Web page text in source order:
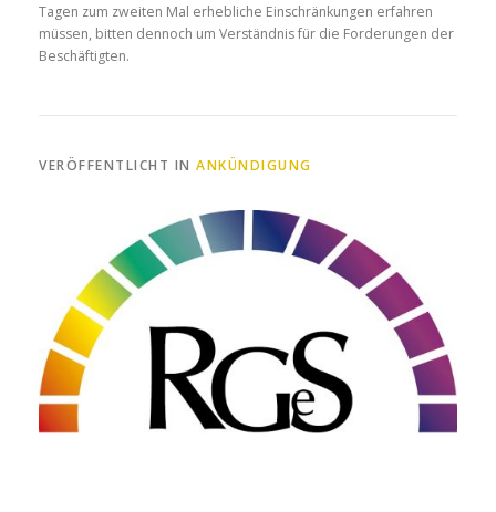
Tagen zum zweiten Mal erhebliche Einschränkungen erfahren
müssen, bitten dennoch um Verständnis für die Forderungen der
Beschäftigten.
VERÖFFENTLICHT IN ANKÜNDIGUNG